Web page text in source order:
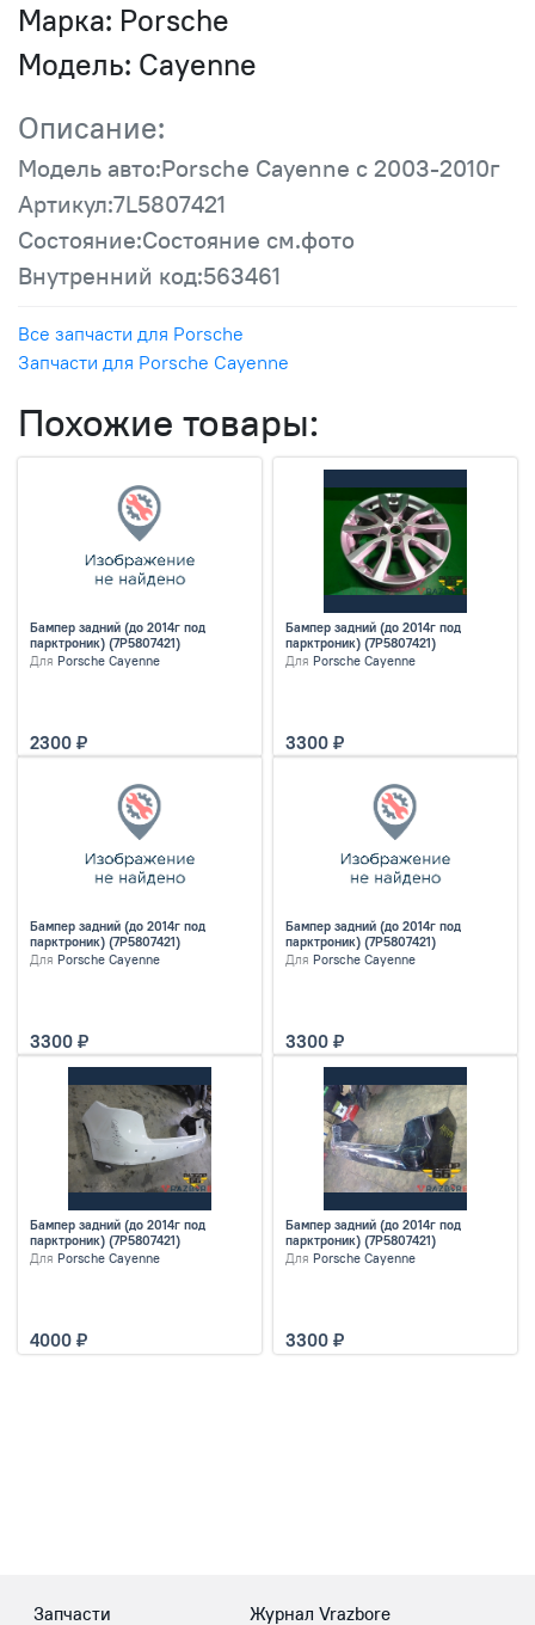
Марка: Porsche
Модель: Cayenne
Описание:
Модель авто:Porsche Cayenne с 2003-2010г
Артикул:7L5807421
Состояние:Состояние см.фото
Внутренний код:563461
Все запчасти для Porsche
Запчасти для Porsche Cayenne
Похожие товары:
Бампер задний (до 2014г под
парктроник) (7P5807421)
Для Porsche Cayenne
2300
Бампер задний (до 2014г под
парктроник) (7P5807421)
Для Porsche Cayenne
3300
Бампер задний (до 2014г под
парктроник) (7P5807421)
Для Porsche Cayenne
3300
Бампер задний (до 2014г под
парктроник) (7P5807421)
Для Porsche Cayenne
3300
Бампер задний (до 2014г под
парктроник) (7P5807421)
Для Porsche Cayenne
4000
Бампер задний (до 2014г под
парктроник) (7P5807421)
Для Porsche Cayenne
3300
Запчасти Журнал Vrazbore